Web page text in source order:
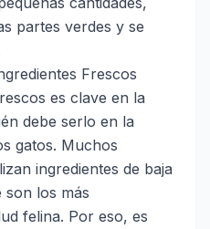
partes verdes y se
Frescos
es clave en la
debe serlo en la
gatos. Muchos
ingredientes de baja
son los más
felina. Por eso, es